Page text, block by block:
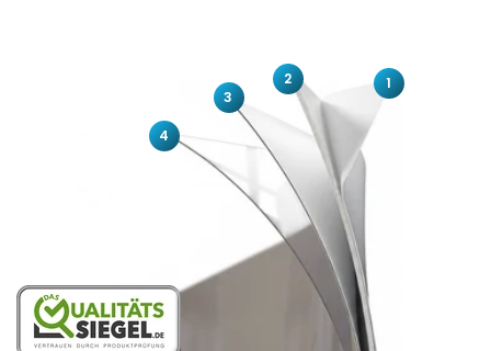
1
2
3
4